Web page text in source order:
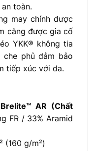
toàn.
may chính được
căng được gia cố
YKK® không tia
phủ đảm bảo
tiếp xúc với da.
AR (Chất
FR / 33% Aramid
(160 g/m²)